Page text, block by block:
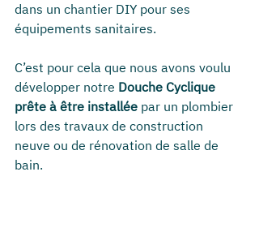
dans un chantier DIY pour ses
équipements sanitaires.
C’est pour cela que nous avons voulu
développer notre Douche Cyclique
prête à être installée par un plombier
lors des travaux de construction
neuve ou de rénovation de salle de
bain.